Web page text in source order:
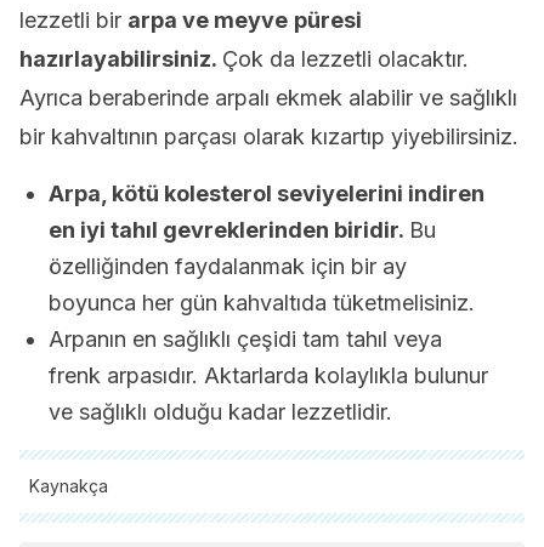
lezzetli bir arpa ve meyve püresi
hazırlayabilirsiniz. Çok da lezzetli olacaktır.
Ayrıca beraberinde arpalı ekmek alabilir ve sağlıklı
bir kahvaltının parçası olarak kızartıp yiyebilirsiniz.
Arpa, kötü kolesterol seviyelerini indiren
en iyi tahıl gevreklerinden biridir. Bu
özelliğinden faydalanmak için bir ay
boyunca her gün kahvaltıda tüketmelisiniz.
Arpanın en sağlıklı çeşidi tam tahıl veya
frenk arpasıdır. Aktarlarda kolaylıkla bulunur
ve sağlıklı olduğu kadar lezzetlidir.
Kaynakça
Tüm alıntı yapılan kaynaklar, kalitelerini, güvenilirliklerini,